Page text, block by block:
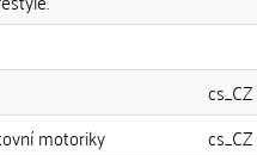
cs_CZ
motoriky
cs_CZ